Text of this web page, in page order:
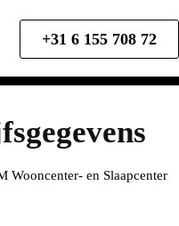
+31 6 155 708 72
Wooncenter- en Slaapcenter